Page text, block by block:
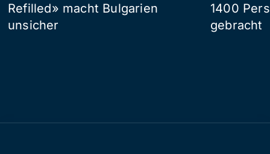
Refilled» macht Bulgarien
unsicher
1400
gebracht